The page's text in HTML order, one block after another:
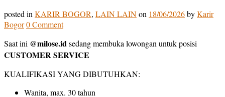
posted in KARIR BOGOR, LAIN LAINon 18/06/2026byKarir
Bogor0 Comment
Saat ini @milose.idsedang membuka lowongan untuk posisi
CUSTOMER SERVICE
KUALIFIKASI YANG DIBUTUHKAN:
Wanita, max. 30 tahun